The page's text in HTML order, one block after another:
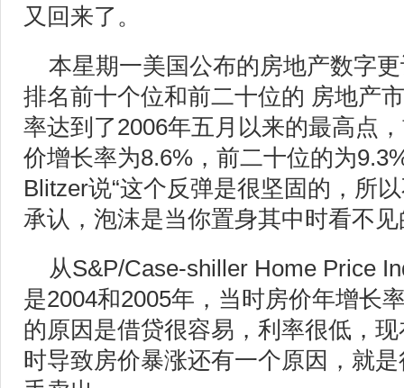
又回来了。
本星期一美国公布的房地产数字
排名前十个位和前二十位的 房地产
率达到了2006年五月以来的最高点
价增长率为8.6%，前二十位的为
Blitzer说“这个反弹是很坚固的，所
承认，泡沫是当你置身其中时看不
从S&P/Case-shiller Home Price
是2004和2005年，当时房价年增长
的原因是借贷很容易，利率很低，
时导致房价暴涨还有一个原因，就